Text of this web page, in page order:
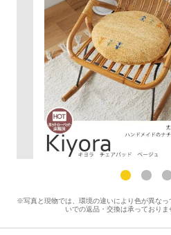
※写真と現物では、環境の違いにより色が異な
いでの返品・交換は承っておりま